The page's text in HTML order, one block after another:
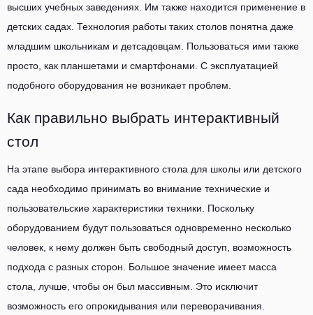
высших учебных заведениях. Им также находится применение в
детских садах. Технология работы таких столов понятна даже
младшим школьникам и детсадовцам. Пользоваться ими также
просто, как планшетами и смартфонами. С эксплуатацией
подобного оборудования не возникает проблем.
Как правильно выбрать интерактивный
стол
На этапе выбора интерактивного стола для школы или детского
сада необходимо принимать во внимание технические и
пользовательские характеристики техники. Поскольку
оборудованием будут пользоваться одновременно несколько
человек, к нему должен быть свободный доступ, возможность
подхода с разных сторон. Большое значение имеет масса
стола, лучше, чтобы он был массивным. Это исключит
возможность его опрокидывания или переворачивания.